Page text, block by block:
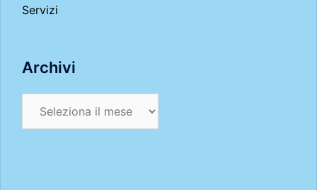
Servizi
Archivi